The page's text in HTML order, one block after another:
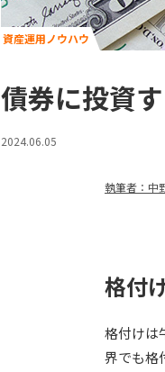
資産運用ノウハウ
債券に投資
2024.06.05
執筆者：中
格付
格付けは
界でも格